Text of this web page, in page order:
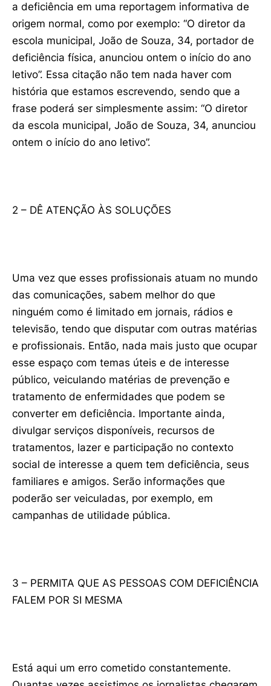
a deficiência em uma reportagem informativa de
origem normal, como por exemplo: “O diretor da
escola municipal, João de Souza, 34, portador de
deficiência física, anunciou ontem o início do ano
letivo”. Essa citação não tem nada haver com
história que estamos escrevendo, sendo que a
frase poderá ser simplesmente assim: “O diretor
da escola municipal, João de Souza, 34, anunciou
ontem o início do ano letivo”.
2 – DÊ ATENÇÃO ÀS SOLUÇÕES
Uma vez que esses profissionais atuam no mundo
das comunicações, sabem melhor do que
ninguém como é limitado em jornais, rádios e
televisão, tendo que disputar com outras matérias
e profissionais. Então, nada mais justo que ocupar
esse espaço com temas úteis e de interesse
público, veiculando matérias de prevenção e
tratamento de enfermidades que podem se
converter em deficiência. Importante ainda,
divulgar serviços disponíveis, recursos de
tratamentos, lazer e participação no contexto
social de interesse a quem tem deficiência, seus
familiares e amigos. Serão informações que
poderão ser veiculadas, por exemplo, em
campanhas de utilidade pública.
3 – PERMITA QUE AS PESSOAS COM DEFICIÊNCIA
FALEM POR SI MESMA
Está aqui um erro cometido constantemente.